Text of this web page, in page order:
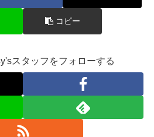
コピー
スタッフをフォローする